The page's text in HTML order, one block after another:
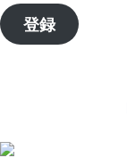
ル
ア
登録